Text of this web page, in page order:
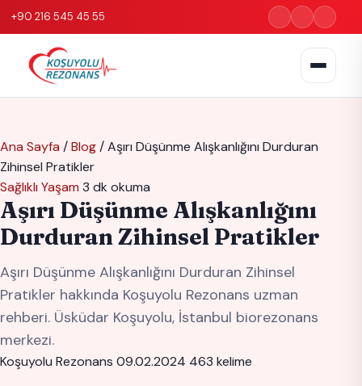
+90 216 545 45 55
Ana Sayfa /Blog/Aşırı Düşünme Alışkanlığını Durduran
Zihinsel Pratikler
Sağlıklı Yaşam 3 dk okuma
Aşırı Düşünme Alışkanlığını
Durduran Zihinsel Pratikler
Aşırı Düşünme Alışkanlığını Durduran Zihinsel
Pratikler hakkında Koşuyolu Rezonans uzman
rehberi. Üsküdar Koşuyolu, İstanbul biorezonans
merkezi.
Koşuyolu Rezonans 09.02.2024 463 kelime